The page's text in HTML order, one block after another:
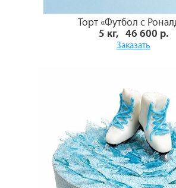
Торт «Футбол с
5 кг, 46 600 р.
Заказать